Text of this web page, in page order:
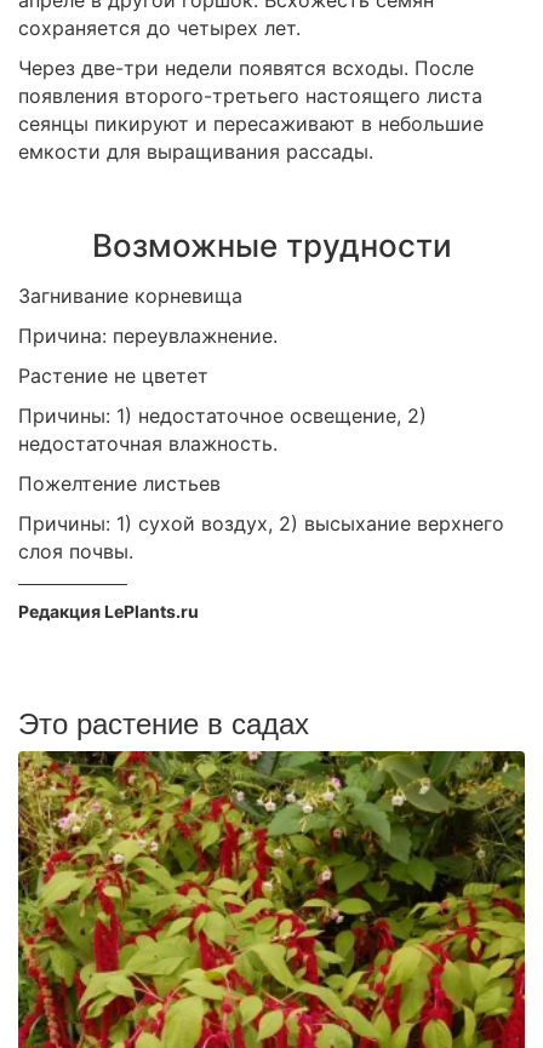
сохраняется до четырех лет.
Через две-три недели появятся всходы. После
появления второго-третьего настоящего листа
сеянцы пикируют и пересаживают в небольшие
емкости для выращивания рассады.
Возможные трудности
Загнивание корневища
Причина: переувлажнение.
Растение не цветет
Причины: 1) недостаточное освещение, 2)
недостаточная влажность.
Пожелтение листьев
Причины: 1) сухой воздух, 2) высыхание верхнего
слоя почвы.
Редакция LePlants.ru
Это растение в садах